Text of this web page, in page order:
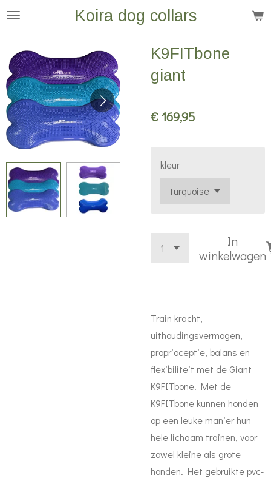
Ga
de
hoofdinhoud
Koira dog collars
K9FITbone
giant
€ 169,95
kleur
In
winkelwagen
Train kracht,
uithoudingsvermogen,
proprioceptie, balans en
flexibiliteit met de Giant
K9FITbone! Met de
K9FITbone kunnen honden
op een leuke manier hun
hele lichaam trainen, voor
zowel kleine als grote
honden. Het gebruikte pvc-